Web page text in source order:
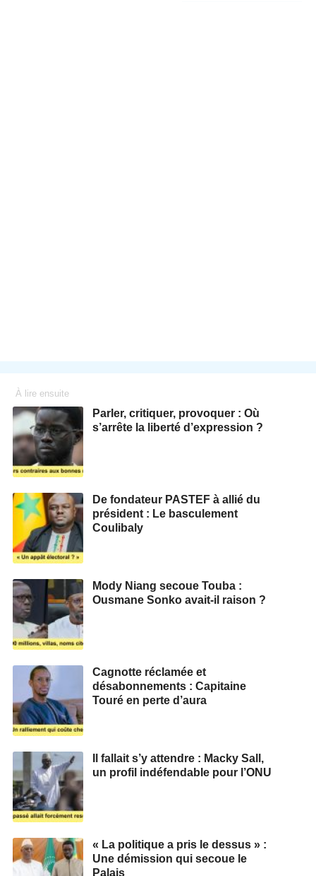
À lire ensuite
Parler, critiquer, provoquer : Où
s’arrête la liberté d’expression ?
De fondateur PASTEF à allié du
président : Le basculement
Coulibaly
Mody Niang secoue Touba :
Ousmane Sonko avait-il raison ?
Cagnotte réclamée et
désabonnements : Capitaine
Touré en perte d’aura
Il fallait s’y attendre : Macky Sall,
un profil indéfendable pour l’ONU
« La politique a pris le dessus » :
Une démission qui secoue le
Palais